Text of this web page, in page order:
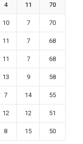
4 11 70
10 7 70
11 7 68
11 7 68
13 9 58
7 14 55
12 12 51
8 15 50